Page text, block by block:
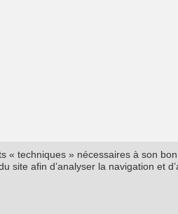
« techniques » nécessaires à son
site afin d’analyser la navigation et